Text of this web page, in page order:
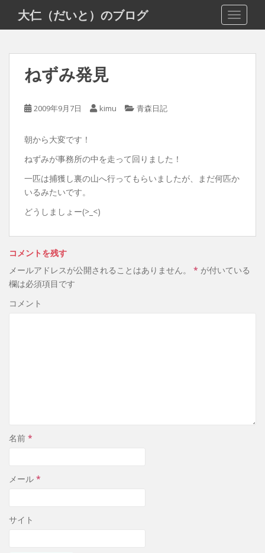
i
大仁（だいと）のブログ
ねずみ発見
2009年9月7日 kimu 青森日記
朝から大変です！
ねずみが事務所の中を走って回りました！
一匹は捕獲し裏の山へ行ってもらいましたが、まだ何匹か
いるみたいです。
どうしましょー(>_<)
コメントを残す
メールアドレスが公開されることはありません。
* が付いている
欄は必須項目です
コメント
名前 *
メール *
サイト